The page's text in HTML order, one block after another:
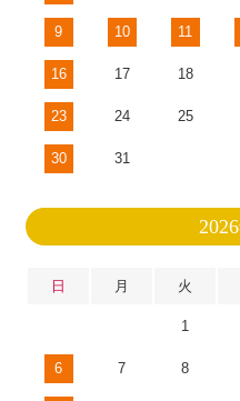
9 10 11
16 17 18
23 24 25
30 31
日 月 火
1
6 7 8